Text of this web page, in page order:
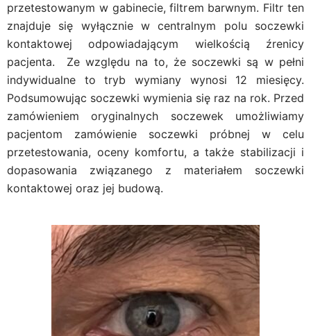
przetestowanym w gabinecie, filtrem barwnym. Filtr ten
znajduje się wyłącznie w centralnym polu soczewki
kontaktowej odpowiadającym wielkością źrenicy
pacjenta. Ze względu na to, że soczewki są w pełni
indywidualne to tryb wymiany wynosi 12 miesięcy.
Podsumowując soczewki wymienia się raz na rok. Przed
zamówieniem oryginalnych soczewek umożliwiamy
pacjentom zamówienie soczewki próbnej w celu
przetestowania, oceny komfortu, a także stabilizacji i
dopasowania związanego z materiałem soczewki
kontaktowej oraz jej budową.